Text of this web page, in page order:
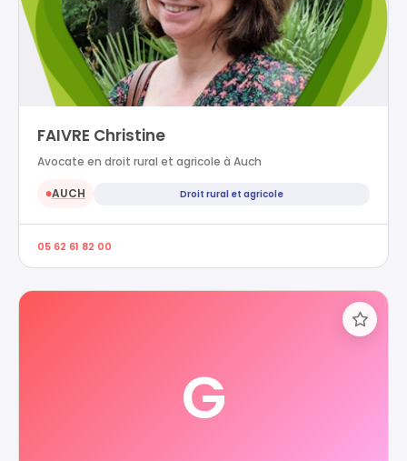
FAIVRE Christine
Avocate en droit rural et agricole à Auch
●AUCH Droit rural et agricole
05 62 61 82 00
G